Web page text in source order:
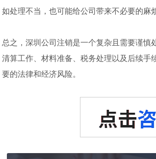
如处理不当，也可能给公司带来不必要的麻
总之，深圳公司注销是一个复杂且需要谨
清算工作、材料准备、税务处理以及后续手
要的法律和经济风险。